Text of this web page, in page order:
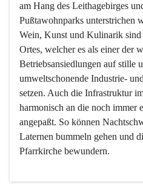
am Hang des Leithagebirges
Pußtawohnparks unterstrichen
Wein, Kunst und Kulinarik sind
Ortes, welcher es als einer der
Betriebsansiedlungen auf stille
umweltschonende Industrie-
setzen. Auch die Infrastruktur
harmonisch an die noch immer
angepaßt. So können
Laternen bummeln gehen und
Pfarrkirche bewundern.
Der Weinbau dominert heute